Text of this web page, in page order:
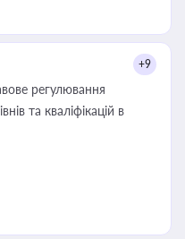
+9
регулювання
та кваліфікацій в